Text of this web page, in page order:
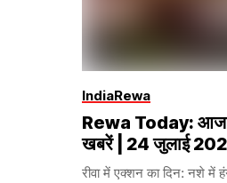
IndiaRewa
Rewa Today: आज
खबरें | 24 जुलाई
रीवा में एक्शन का दिन: नशे में